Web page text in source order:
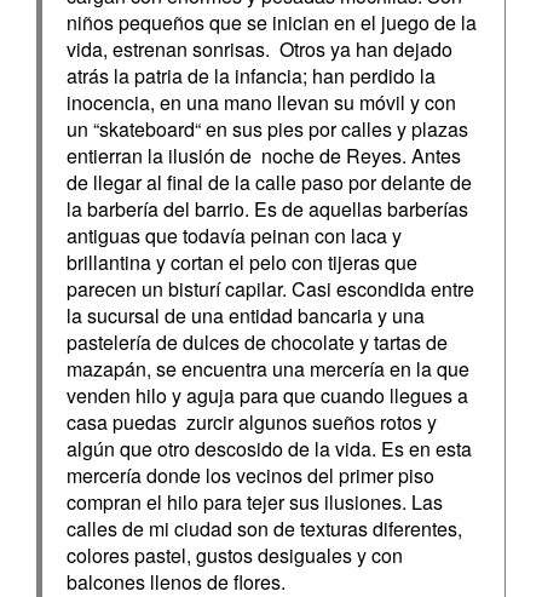
niños pequeños que se inician en el juego de la
vida, estrenan sonrisas. Otros ya han dejado
atrás la patria de la infancia; han perdido la
inocencia, en una mano llevan su móvil y con
un “skateboard“ en sus pies por calles y plazas
entierran la ilusión de noche de Reyes. Antes
de llegar al final de la calle paso por delante de
la barbería del barrio. Es de aquellas barberías
antiguas que todavía peinan con laca y
brillantina y cortan el pelo con tijeras que
parecen un bisturí capilar. Casi escondida entre
la sucursal de una entidad bancaria y una
pastelería de dulces de chocolate y tartas de
mazapán, se encuentra una mercería en la que
venden hilo y aguja para que cuando llegues a
casa puedas zurcir algunos sueños rotos y
algún que otro descosido de la vida. Es en esta
mercería donde los vecinos del primer piso
compran el hilo para tejer sus ilusiones. Las
calles de mi ciudad son de texturas diferentes,
colores pastel, gustos desiguales y con
balcones llenos de flores.